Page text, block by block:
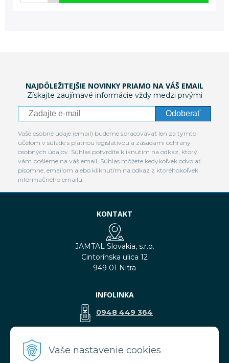
Vaše nastavenie cookies
NAJDÔLEŽITEJŠIE NOVINKY PRIAMO NA VÁŠ EMAIL
Získajte zaujímavé informácie vždy medzi prvými
Odoberať
Vaše osobné údaje (email) budeme spracovávať len za týmto
účelom v súlade s platnou legislatívou a zásadami ochrany
osobných údajov. Súhlas potvrdíte kliknutím na odkaz, ktorý
vám pošleme na váš email. Súhlas môžete kedykoľvek odvolať
písomne, emailom alebo kliknutím na odkaz z ktoréhokoľvek
informačného emailu.
KONTAKT
JAMTAL Slovakia, s.r.o.
Cintorínska ulica 12
949 01 Nitra
INFOLINKA
0948 449 364